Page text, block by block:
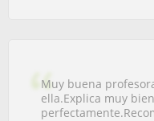
Muy buena
ella.Explica muy